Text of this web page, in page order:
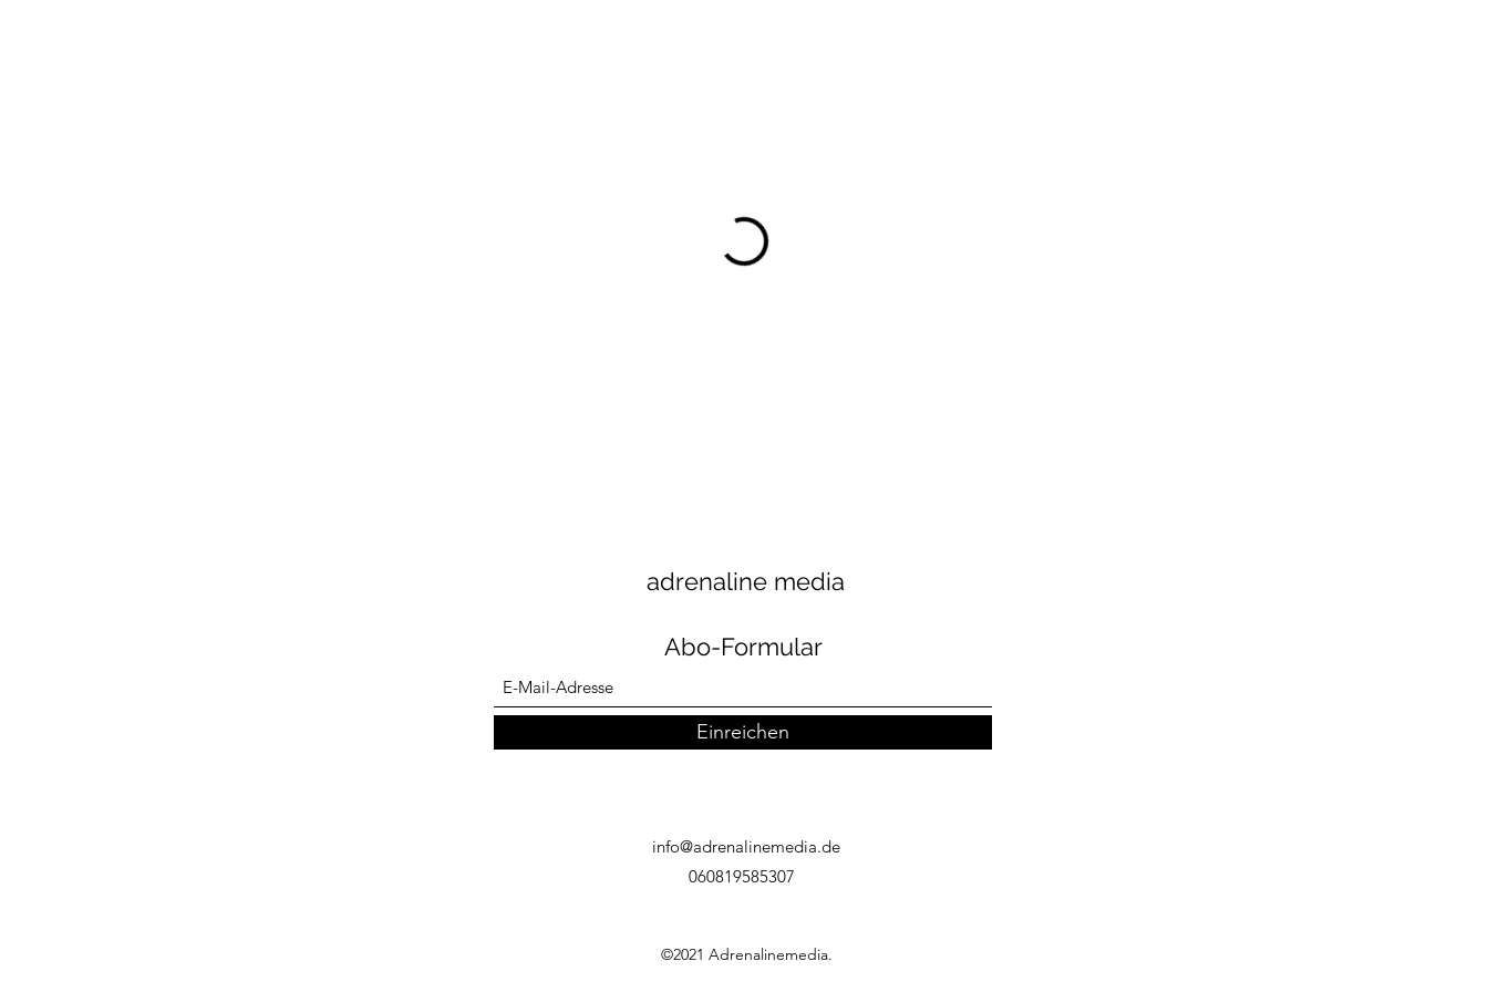
adrenaline media
Abo-Formular
Einreichen
info@adrenalinemedia.de
060819585307
©2021 Adrenalinemedia.